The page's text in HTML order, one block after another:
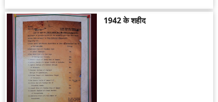
1942 के शहीद